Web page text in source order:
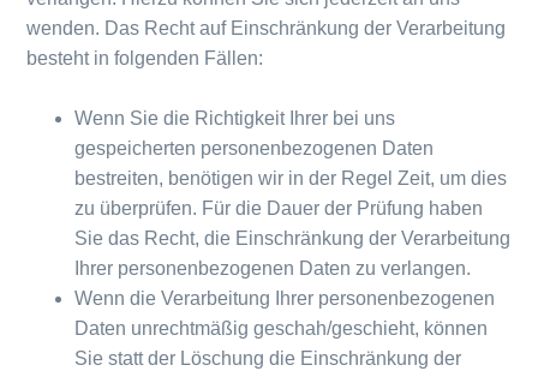
wenden. Das Recht auf Einschränkung der Verarbeitung
besteht in folgenden Fällen:
Wenn Sie die Richtigkeit Ihrer bei uns
gespeicherten personenbezogenen Daten
bestreiten, benötigen wir in der Regel Zeit, um dies
zu überprüfen. Für die Dauer der Prüfung haben
Sie das Recht, die Einschränkung der Verarbeitung
Ihrer personenbezogenen Daten zu verlangen.
Wenn die Verarbeitung Ihrer personenbezogenen
Daten unrechtmäßig geschah/geschieht, können
Sie statt der Löschung die Einschränkung der